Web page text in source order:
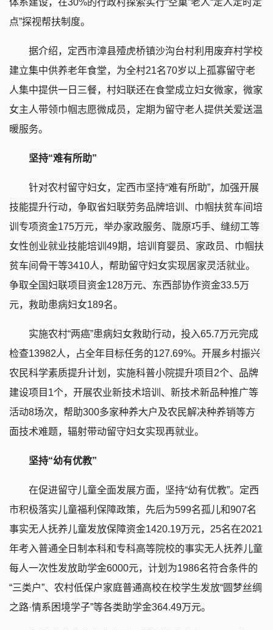
点”探视帮扶制度。
据介绍，定西市漳县殪虎桥镇沙沟台村利用废弃村学校
建立集中供养老年食堂，为全村21名70岁以上孤寡留守老
人集中提供一日三餐，村妇联还在食堂成立妇女微家，微家
女主人带领巾帼志愿微成员，定期为留守老人提供关爱送温
暖服务。
坚持“难有所助”
针对农村留守妇女，定西市坚持“难有所助”，加强开展
技能提升行动，争取省妇联劳务品牌培训、巾帼扶贫车间培
训专项资金175万元，举办家政服务、陇原巧手、缝纫工等
女性创业就业技能培训49期，培训育婴员、家政员、巾帼扶
贫车间骨干等3410人，帮助留守妇女实现居家灵活就业。
争取全国妇联项目资金128万元、东西部协作资金33.5万
元，救助患病妇女189名。
实施农村“两癌”患病妇女救助行动，投入65.7万元完成
检查13982人，占全年目标任务的127.69%。开展乡村振兴
农民科学素质提升计划，实施科普小院提升项目2个、品牌
建设项目1个，开展农业新技术培训、新技术新品种推广等
活动8场次，帮助300多家种养大户及农民解决种养销等方
面技术难题，辐射带动留守妇女实现再就业。
坚持“幼有优教”
在促进留守儿童全面发展方面，坚持“幼有优教”。定西
市积极落实儿童福利保障政策，先后为599名孤儿和907名
事实无人抚养儿童发放保障资金1420.19万元，25名在2021
年考入普通全日制本科和专科高等院校的事实无人抚养儿童
每人一次性发放助学金6000元，计划为1986名符合条件的
“三类户”、农村低保户家庭普通高校在校学生发放“圆梦丝绸
之路·情系困境学子”等各类助学金364.49万元。